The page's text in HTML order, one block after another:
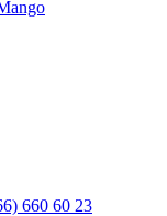
660 60 23